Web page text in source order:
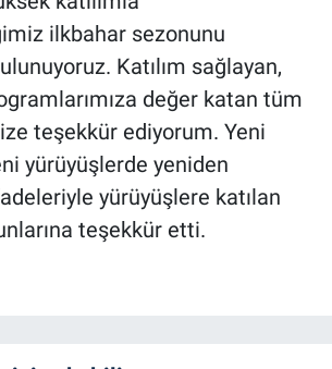
ilkbahar sezonunu
Katılım sağlayan,
değer katan tüm
teşekkür ediyorum. Yeni
yürüyüşlerde yeniden
yürüyüşlere katılan
teşekkür etti.